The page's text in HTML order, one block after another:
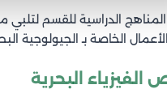
المناهج الدراسية للقسم
الخاصة بـ الجيولوجية
البحرية